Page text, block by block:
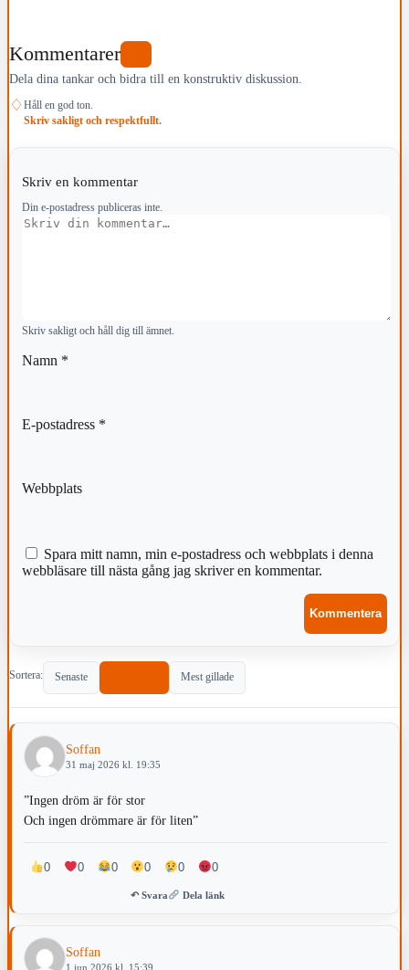
Kommentarer
Dela dina tankar och bidra till en konstruktiv diskussion.
♢ Håll en god ton.
Skriv sakligt och respektfullt.
Skriv en kommentar
Din e-postadress publiceras inte.
Kommentar
Skriv sakligt och håll dig till ämnet.
Namn *
E-postadress *
Webbplats
Spara mitt namn, min e-postadress och webbplats i denna
webbläsare till nästa gång jag skriver en kommentar.
Sortera: Senaste Mest gillade
Soffan
31 maj 2026 kl. 19:35
”Ingen dröm är för stor
Och ingen drömmare är för liten”
0 0 0 0 0 0
↶ Svara Dela länk
Soffan
1 jun 2026 kl. 15:39